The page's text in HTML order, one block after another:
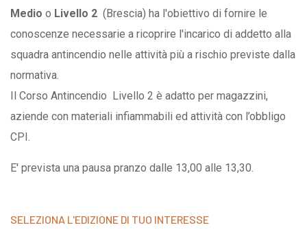
Medio o Livello 2 (Brescia) ha l'obiettivo di fornire le
conoscenze necessarie a ricoprire l'incarico di addetto alla
squadra antincendio nelle attività più a rischio previste dalla
normativa.
Il Corso Antincendio Livello 2 è adatto per magazzini,
aziende con materiali infiammabili ed attività con l’obbligo
CPI.
E' prevista una pausa pranzo dalle 13,00 alle 13,30.
SELEZIONA L'EDIZIONE DI TUO INTERESSE